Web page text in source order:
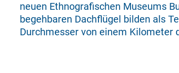
neuen Ethnografischen Museums
begehbaren Dachflügel bilden als
Durchmesser von einem Kilometer